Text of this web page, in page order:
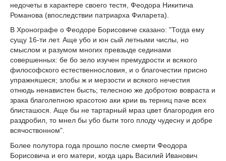
недочеты в характере своего тестя, Феодора Никитича
Романова (впоследствии патриарха Филарета).
В Хронографе о Феодоре Борисовиче сказано: "Тогда ему
сущу 16-ти лет. Аще убо и юн сый летными числы, но
смыслом и разумом многих превзыде сединами
совершенных: бе бо зело изучен премудрости и всякого
философского естественнословия, и о благочестии присно
упражняшеся; злобы ж и мерзости и всякого нечестия
отнюдь ненавистен бысть; телесною же добротою вовраста и
зрака благолепною красотою аки крии вь терниц паче всех
блисташося. Аще бы не тартарный мраз цвет благородия его
раздробил, то мнел бы убо быти того плоду чудесну и добре
всячоствонном".
Более полутора года прошло после смерти Феодора
Борисовича и его матери, когда царь Василий Иванович